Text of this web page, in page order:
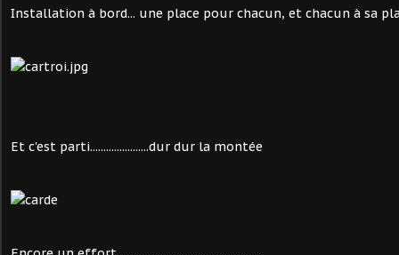
Installation à bord... une place pour chacun, et chacun à sa
Et c'est parti......................dur dur la montée